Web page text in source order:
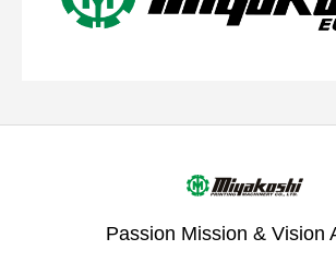
Passion Mission & Vision